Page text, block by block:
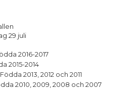
29 juli
2016-2017
2015-2014
2013, 2012 och 2011
2010, 2009, 2008 och 2007